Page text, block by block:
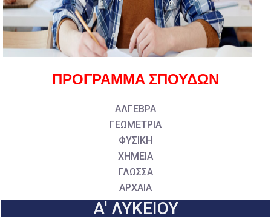
ΠΡΟΓΡΑΜΜΑ ΣΠΟΥΔΩΝ
ΑΛΓΕΒΡΑ
ΓΕΩΜΕΤΡΙΑ
ΦΥΣΙΚΗ
ΧΗΜΕΙΑ
ΓΛΩΣΣΑ
ΑΡΧΑΙΑ
Α' ΛΥΚΕΙΟΥ